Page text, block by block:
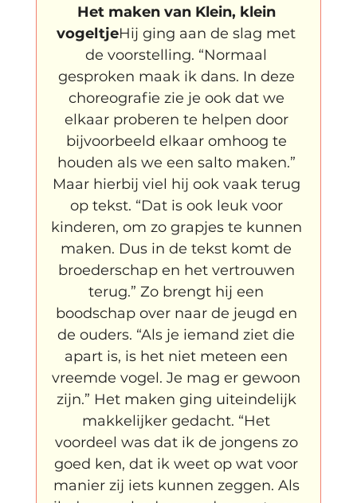
Het maken van Klein, klein
vogeltjeHij ging aan de slag met
de voorstelling. “Normaal
gesproken maak ik dans. In deze
choreografie zie je ook dat we
elkaar proberen te helpen door
bijvoorbeeld elkaar omhoog te
houden als we een salto maken.”
Maar hierbij viel hij ook vaak terug
op tekst. “Dat is ook leuk voor
kinderen, om zo grapjes te kunnen
maken. Dus in de tekst komt de
broederschap en het vertrouwen
terug.” Zo brengt hij een
boodschap over naar de jeugd en
de ouders. “Als je iemand ziet die
apart is, is het niet meteen een
vreemde vogel. Je mag er gewoon
zijn.” Het maken ging uiteindelijk
makkelijker gedacht. “Het
voordeel was dat ik de jongens zo
goed ken, dat ik weet op wat voor
manier zij iets kunnen zeggen. Als